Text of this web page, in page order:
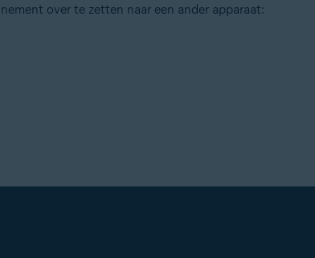
over te zetten naar een ander apparaat: